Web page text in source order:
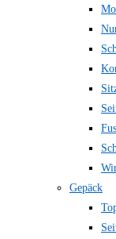
Gepäck